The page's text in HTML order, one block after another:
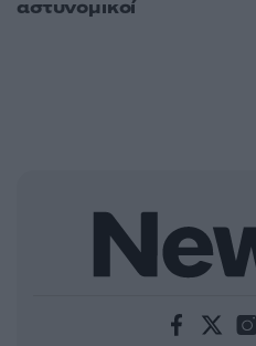
αστυνομικοί